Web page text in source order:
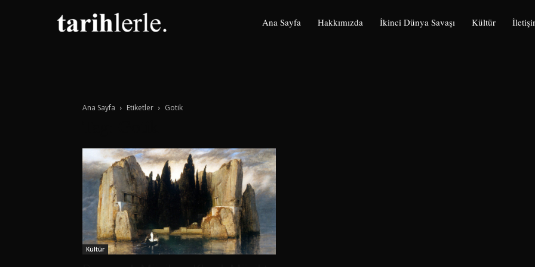
Ana Sayfa Hakkımızda İkinci Dünya Savaşı Kültür
Ana Sayfa Etiketler Gotik
Kültür